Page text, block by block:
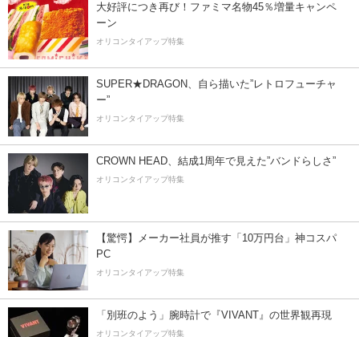
大好評につき再び！ファミマ名物45％増量キャンペ
ーン
オリコンタイアップ特集
SUPER★DRAGON、自ら描いた”レトロフューチャ
ー”
オリコンタイアップ特集
CROWN HEAD、結成1周年で見えた”バンドらしさ”
オリコンタイアップ特集
【驚愕】メーカー社員が推す「10万円台」神コスパ
PC
オリコンタイアップ特集
「別班のよう」腕時計で『VIVANT』の世界観再現
オリコンタイアップ特集